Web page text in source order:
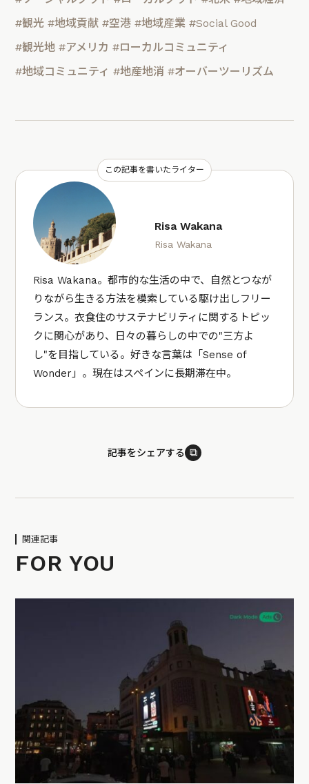
#観光 #地域貢献 #空港 #地域産業 #Social Good
#観光地 #アメリカ #ローカルコミュニティ
#地域コミュニティ #地産地消 #オーバーツーリズム
この記事を書いたライター
Risa Wakana
Risa Wakana
Risa Wakana。都市的な生活の中で、自然とつなが
りながら生きる方法を模索している駆け出しフリー
ランス。衣食住のサステナビリティに関するトピッ
クに関心があり、日々の暮らしの中での"三方よ
し"を目指している。好きな言葉は「Sense of
Wonder」。現在はスペインに長期滞在中。
記事をシェアする ⧉
関連記事
FOR YOU